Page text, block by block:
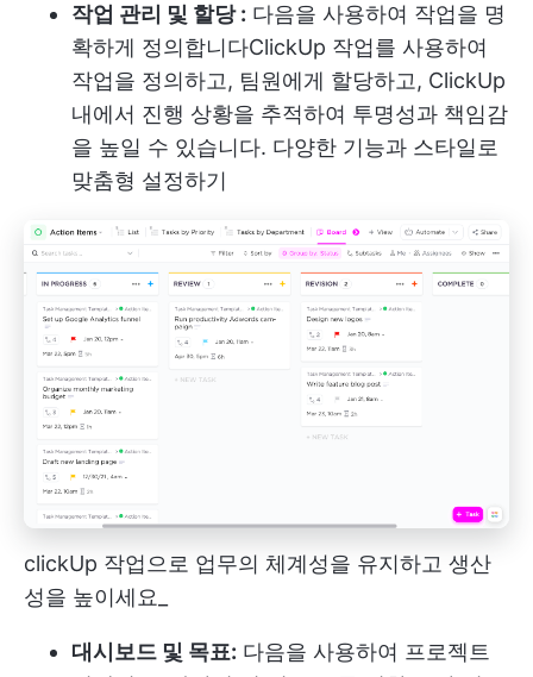
작업 관리 및 할당 : 다음을 사용하여 작업을 명
확하게 정의합니다ClickUp 작업를 사용하여
작업을 정의하고, 팀원에게 할당하고, ClickUp
내에서 진행 상황을 추적하여 투명성과 책임감
을 높일 수 있습니다. 다양한 기능과 스타일로
맞춤형 설정하기
clickUp 작업으로 업무의 체계성을 유지하고 생산
성을 높이세요_
대시보드 및 목표: 다음을 사용하여 프로젝트